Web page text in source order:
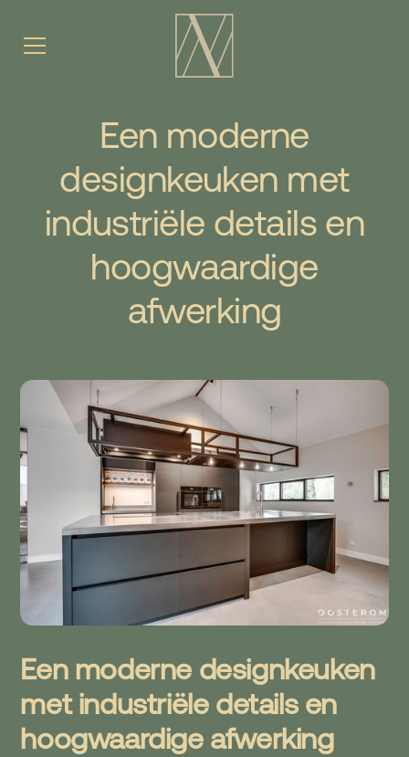
Een moderne
designkeuken met
industriële details en
hoogwaardige
afwerking
Een moderne designkeuken
met industriële details en
hoogwaardige afwerking